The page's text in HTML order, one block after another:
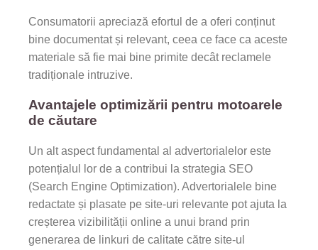
Consumatorii apreciază efortul de a oferi conținut
bine documentat și relevant, ceea ce face ca aceste
materiale să fie mai bine primite decât reclamele
tradiționale intruzive.
Avantajele optimizării pentru motoarele
de căutare
Un alt aspect fundamental al advertorialelor este
potențialul lor de a contribui la strategia SEO
(Search Engine Optimization). Advertorialele bine
redactate și plasate pe site-uri relevante pot ajuta la
creșterea vizibilității online a unui brand prin
generarea de linkuri de calitate către site-ul